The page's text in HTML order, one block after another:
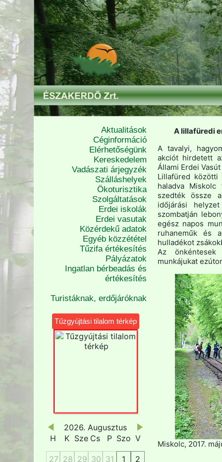
Aktualitások
Céginformáció
Elérhetőségünk
Kereskedelem
Vadászati árjegyzék
Szálláshelyek
Ökoturisztika
Szolgáltatások
Erdei iskolák
Erdei vasutak
Közérdekű adatok
Egyéb közzététel
Tűzifa értékesítés
Pályázatok
Ingatlan bérbeadás és
értékesítés
Turistáknak, erdőjáróknak
Tűzgyújtási tilalom térkép
2026. Augusztus
H
K Sze Cs P Szo V
27 28 29 30 31 1
2
A lillafüredi
A tavalyi,
akciót hirdetett
Állami Erdei
Lillafüred
haladva
szedték össze
időjárási
szombatján
egész napos
ruhaneműk és
hulladékot
Az önkéntesek
munkájukat
Miskolc, 2017.